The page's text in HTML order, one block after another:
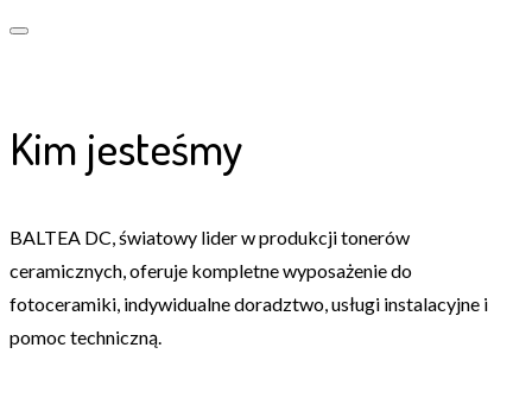
Kim jesteśmy
BALTEA DC, światowy lider w produkcji tonerów
ceramicznych, oferuje kompletne wyposażenie do
fotoceramiki, indywidualne doradztwo, usługi instalacyjne i
pomoc techniczną.